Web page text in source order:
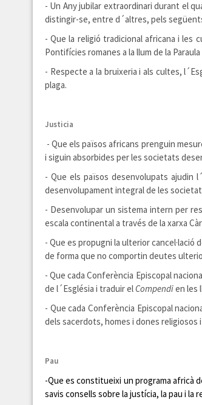
- Un Any jubilar extraordinari durant el
distingir-se, entre d´altres, pels
- Que la religió tradicional africana i les
Pontifícies romanes a la llum de la
- Respecte a la bruixeria i als cultes,
plaga.
Justicia
- Que els països africans prenguin
i siguin absorbides per les societats
- Que els països desenvolupats ajudin
desenvolupament integral de les
- Desenvolupar un sistema intern per
escala continental a través de la xarxa
- Que es propugni la ulterior
de forma que no comportin deutes
- Que cada Conferència Episcopal
de l´Església i traduir el Compendien les
- Que cada Conferència Episcopal
dels sacerdots, homes i dones religiosos
Pau
-Que es constitueixi un programa africà
savis consells sobre la justícia, la pau i la